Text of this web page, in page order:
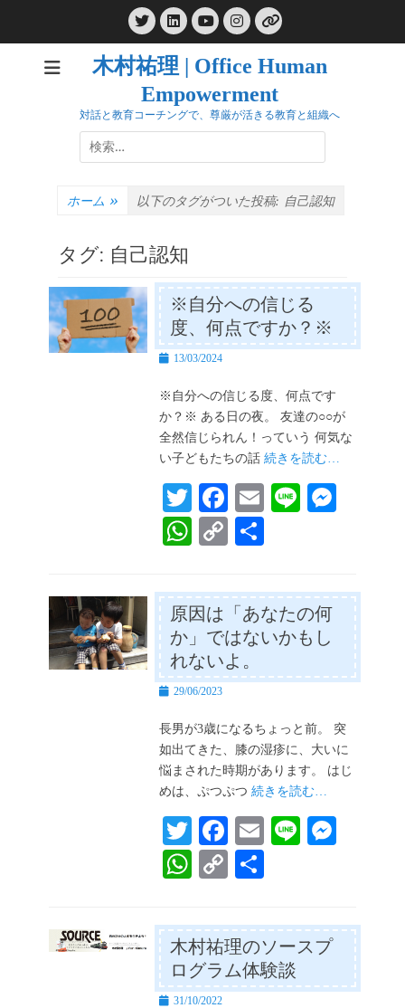
TwitterLinkedIn
YouTube
Instagram
リ
ン
ク
木村祐理 | Office Human
Empowerment
対話と教育コーチングで、尊厳が活きる教育と組織へ
検
索:
ホーム » 以下のタグがついた投稿: 自己認知
タグ: 自己認知
※自分への信じる
度、何点ですか？※
投
日
13/03/2024
※自分への信じる度、何点です
か？※ ある日の夜。 友達の○○が
全然信じられん！っていう 何気な
い子どもたちの話続きを読む…
T
wi
tte
r
Fa
ce
bo
ok
E
Li
ng
er
W
ts
A
pp
C
y
Li
nk
原因は「あなたの何
か」ではないかもし
れないよ。
投
日
29/06/2023
長男が3歳になるちょっと前。 突
如出てきた、膝の湿疹に、大いに
悩まされた時期があります。 はじ
めは、ぷつぷつ続きを読む…
T
wi
tte
r
Fa
ce
bo
ok
E
Li
ng
er
W
ts
A
pp
C
y
Li
nk
木村祐理のソースプ
ログラム体験談
投 31/10/2022